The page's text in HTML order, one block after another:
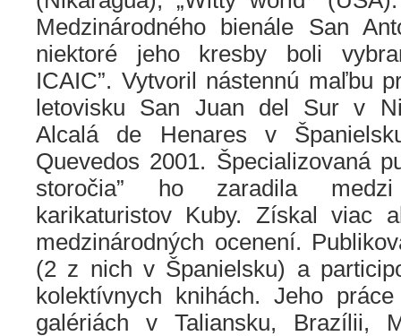
Medzinárodného bienále San
niektoré jeho kresby boli
ICAIC”. Vytvoril nástennú maľbu
letovisku San Juan del Sur v
Alcalá de Henares v
Quevedos 2001. Špecializovaná
storočia” ho zaradila medzi
karikaturistov Kuby. Získal viac
medzinárodných ocenení.
(2 z nich v Španielsku) a
kolektívnych knihách. Jeho
galériách v Taliansku, Brazílii,